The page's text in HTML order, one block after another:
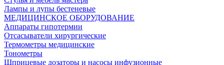
Лампы и лупы бестеневые
МЕДИЦИНСКОЕ ОБОРУДОВАНИЕ
Аппараты гипотермии
Отсасыватели хирургические
Термометры медицинские
Тонометры
Шприцевые дозаторы и насосы инфузионные